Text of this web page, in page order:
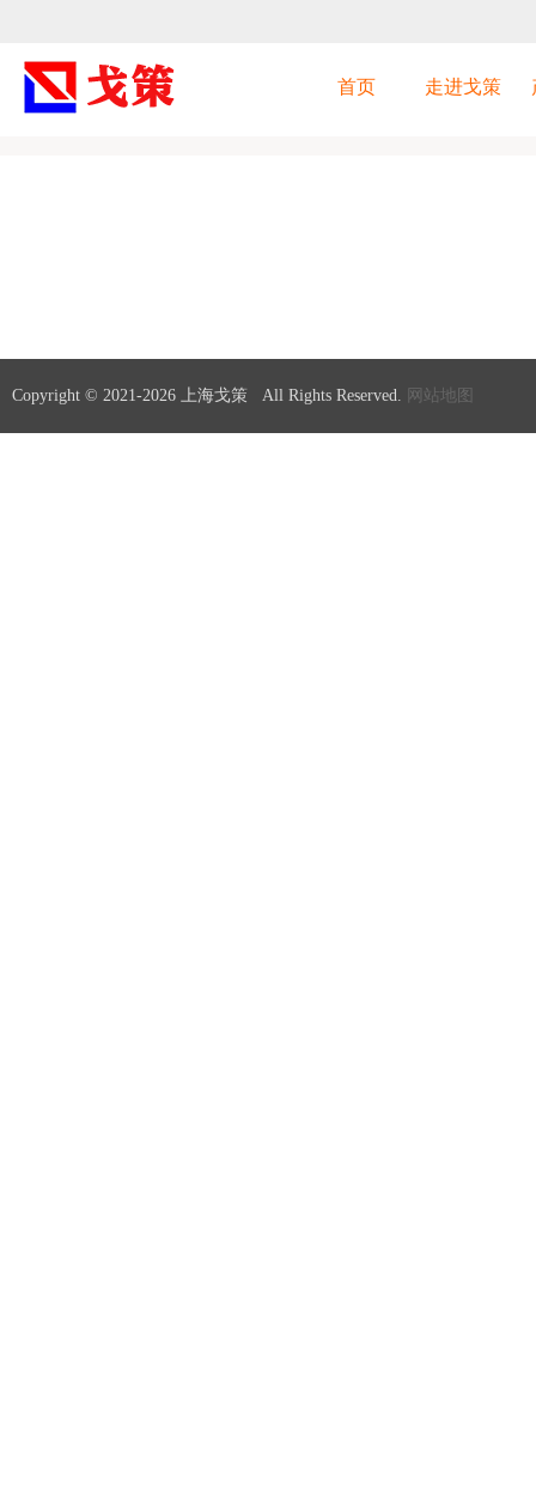
首页 走进戈策
首页
Copyright © 2021-2026 上海戈策 All Rights Reserved. 网站地图